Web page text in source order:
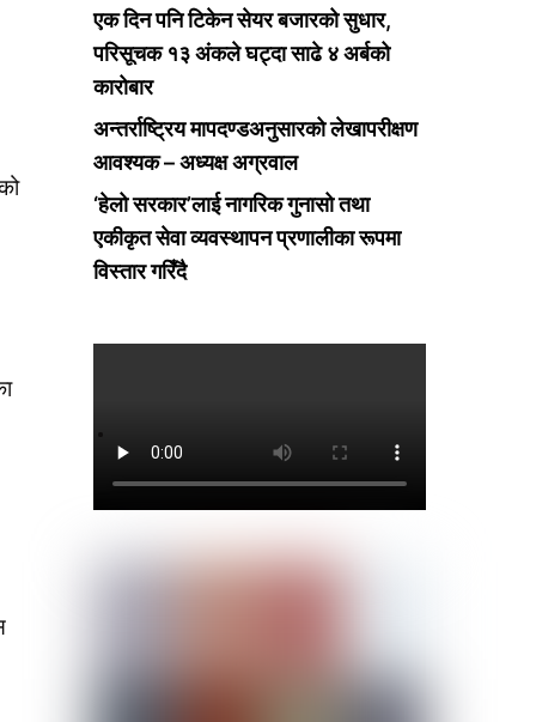
एक दिन पनि टिकेन सेयर बजारको सुधार,
परिसूचक १३ अंकले घट्दा साढे ४ अर्बको
कारोबार
अन्तर्राष्ट्रिय मापदण्डअनुसारको लेखापरीक्षण
आवश्यक – अध्यक्ष अग्रवाल
‘हेलो सरकार’लाई नागरिक गुनासो तथा
एकीकृत सेवा व्यवस्थापन प्रणालीका रूपमा
विस्तार गरिँदै